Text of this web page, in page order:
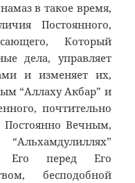
в такое время,
Постоянного,
Который
дела, управляет
и изменяет их,
“Аллаху Акбар” и
почтительно
Постоянно Вечным,
Его перед Его
бесподобной